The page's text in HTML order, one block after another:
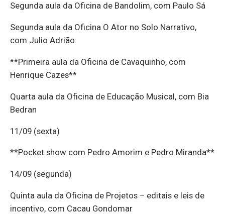
Segunda aula da Oficina de Bandolim, com Paulo Sá
Segunda aula da Oficina O Ator no Solo Narrativo,
com Julio Adrião
**Primeira aula da Oficina de Cavaquinho, com
Henrique Cazes**
Quarta aula da Oficina de Educação Musical, com Bia
Bedran
11/09 (sexta)
**Pocket show com Pedro Amorim e Pedro Miranda**
14/09 (segunda)
Quinta aula da Oficina de Projetos – editais e leis de
incentivo, com Cacau Gondomar